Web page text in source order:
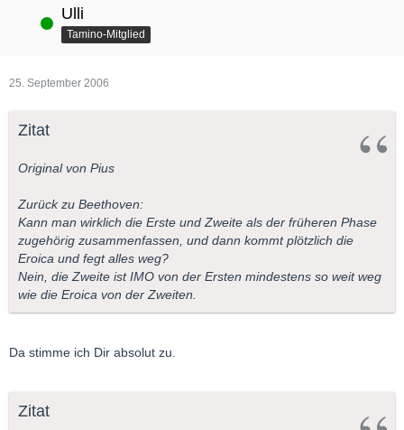
Online Ulli
Tamino-Mitglied
25. September 2006
Zitat
Original von Pius
Zurück zu Beethoven:
Kann man wirklich die Erste und Zweite als der früheren Phase
zugehörig zusammenfassen, und dann kommt plötzlich die
Eroica und fegt alles weg?
Nein, die Zweite ist IMO von der Ersten mindestens so weit weg
wie die Eroica von der Zweiten.
Da stimme ich Dir absolut zu.
Zitat